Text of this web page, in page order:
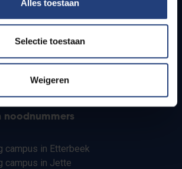
Alles toestaan
Selectie toestaan
Weigeren
en secundaire scholen
studenten
noodnummers
campus in Etterbeek
campus in Jette